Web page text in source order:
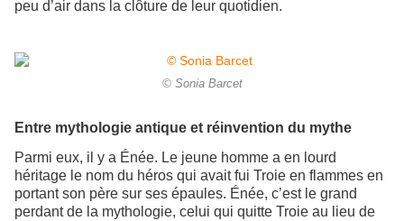
peu d’air dans la clôture de leur quotidien.
© Sonia Barcet
Entre mythologie antique et réinvention du mythe
Parmi eux, il y a Énée. Le jeune homme a en lourd
héritage le nom du héros qui avait fui Troie en flammes en
portant son père sur ses épaules. Énée, c’est le grand
perdant de la mythologie, celui qui quitte Troie au lieu de